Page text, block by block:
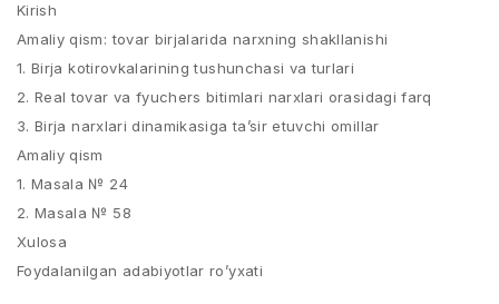
Kirish
Amaliy qism: tovar birjalarida narxning shakllanishi
1. Birja kotirovkalarining tushunchasi va turlari
2. Real tovar va fyuchers bitimlari narxlari orasidagi farq
3. Birja narxlari dinamikasiga ta’sir etuvchi omillar
Amaliy qism
1. Masala № 24
2. Masala № 58
Xulosa
Foydalanilgan adabiyotlar ro’yxati